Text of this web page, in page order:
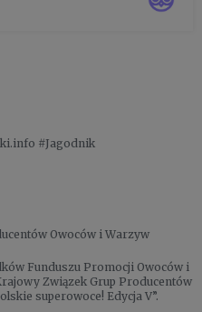
znani jako „Truskawki od
#Jagodnik
Owoców i Warzyw
Funduszu Promocji Owoców i
Związek Grup Producentów
superowoce! Edycja V”.